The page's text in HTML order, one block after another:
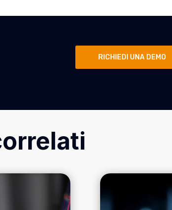
RICHIEDI UNA DEMO